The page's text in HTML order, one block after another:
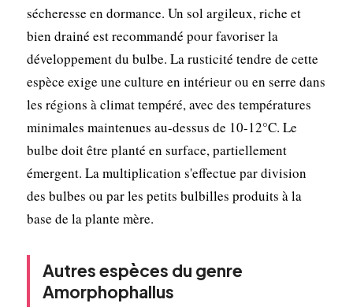
sécheresse en dormance. Un sol argileux, riche et
bien drainé est recommandé pour favoriser la
développement du bulbe. La rusticité tendre de cette
espèce exige une culture en intérieur ou en serre dans
les régions à climat tempéré, avec des températures
minimales maintenues au-dessus de 10-12°C. Le
bulbe doit être planté en surface, partiellement
émergent. La multiplication s'effectue par division
des bulbes ou par les petits bulbilles produits à la
base de la plante mère.
Autres espèces du genre
Amorphophallus